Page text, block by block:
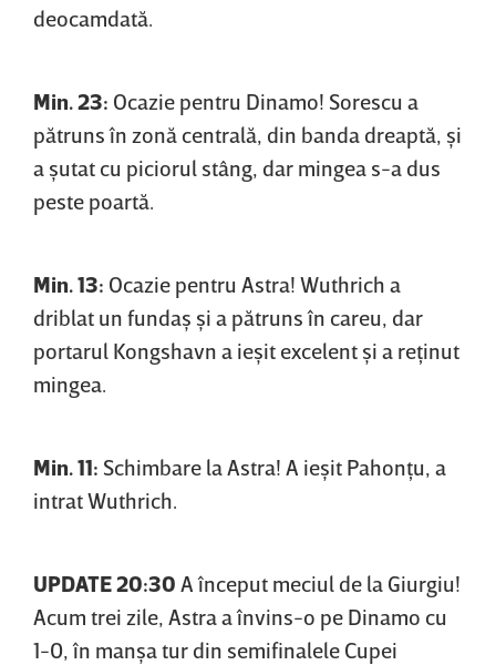
deocamdată.
Min. 23: Ocazie pentru Dinamo! Sorescu a
pătruns în zonă centrală, din banda dreaptă, şi
a şutat cu piciorul stâng, dar mingea s-a dus
peste poartă.
Min. 13: Ocazie pentru Astra! Wuthrich a
driblat un fundaş şi a pătruns în careu, dar
portarul Kongshavn a ieşit excelent şi a reţinut
mingea.
Min. 11: Schimbare la Astra! A ieşit Pahonţu, a
intrat Wuthrich.
UPDATE 20:30 A început meciul de la Giurgiu!
Acum trei zile, Astra a învins-o pe Dinamo cu
1-0, în manşa tur din semifinalele Cupei